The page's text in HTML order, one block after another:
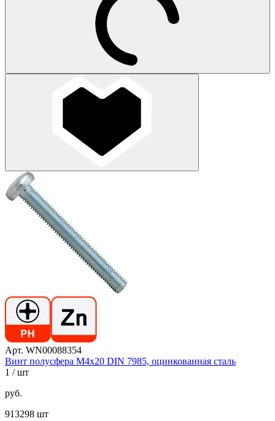
Арт. WN00088354
Винт полусфера М4х20 DIN 7985, оцинкованная сталь
1 / шт
руб.
913298 шт